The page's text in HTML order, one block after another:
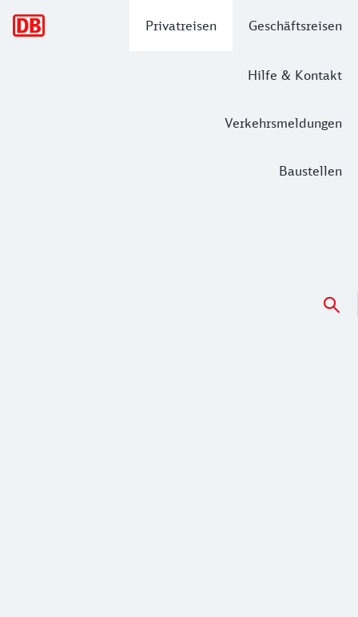
Privatreisen Geschäftsreisen
Hilfe & Kontakt
Verkehrsmeldungen
Baustellen